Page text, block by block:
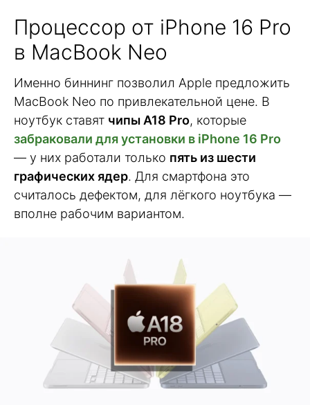
Процессор от iPhone 16 Pro
в MacBook Neo
Именно биннинг позволил Apple предложить
MacBook Neo по привлекательной цене. В
ноутбук ставят чипы A18 Pro, которые
забраковали для установки в iPhone 16 Pro
— у них работали только пять из шести
графических ядер. Для смартфона это
считалось дефектом, для лёгкого ноутбука —
вполне рабочим вариантом.